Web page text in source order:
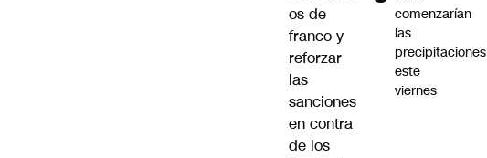
os de
franco y
reforzar
las
sanciones
en contra
de los
comenzarían
las
precipitaciones
este
viernes